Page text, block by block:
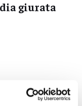
giurata